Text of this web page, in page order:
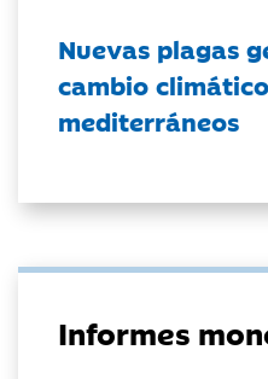
Nuevas plagas
cambio
mediterráneos
Informes